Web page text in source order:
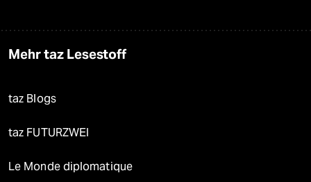
Mehr taz Lesestoff
taz Blogs
taz FUTURZWEI
Le Monde diplomatique